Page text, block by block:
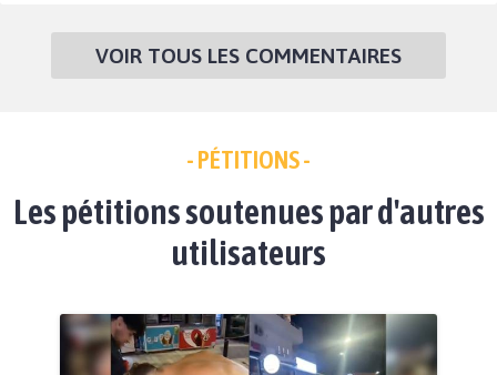
VOIR TOUS LES COMMENTAIRES
- PÉTITIONS -
Les pétitions soutenues par d'autres
utilisateurs